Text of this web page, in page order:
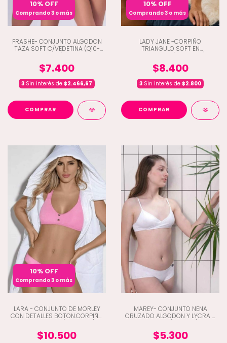
10% OFF
Comprando 3 o más
FRASHE- CONJUNTO ALGODON
TAZA SOFT C/VEDETINA (Q10-
$7.400
3 Sin interés de $2.466,67
COMPRAR
10% OFF
Comprando 3 o más
LADY JANE -CORPIÑO
TRIANGULO SOFT EN
$8.400
3 Sin interés de $2.800
COMPRAR
10% OFF
Comprando 3 o más
LARA - CONJUNTO DE MORLEY
CON DETALLES BOTON.CORPIÑO
$10.500
MAREY- CONJUNTO NENA
CRUZADO ALGODON Y LYCRA Y
$5.300